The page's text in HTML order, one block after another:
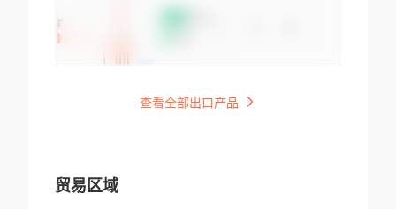
查看全部出口产品
贸易区域